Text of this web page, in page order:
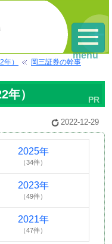
）
岡三証券の幹事
年）
2022-12-29
2025年
（34件）
2023年
（49件）
2021年
（47件）
menu